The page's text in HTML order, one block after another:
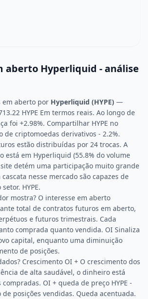
aberto Hyperliquid - análise
em aberto por Hyperliquid (HYPE) —
HYPE Em termos reais. Ao longo de
foi +2.98%. Compartilhar HYPE no
de criptomoedas derivativos - 2.2%.
estão distribuídas por 24 trocas. A
está em Hyperliquid (55.8% do volume
detém uma participação muito grande
nesse mercado são capazes de
HYPE.
mostra? O interesse em aberto
total de contratos futuros em aberto,
e futuros trimestrais. Cada
comprada quanto vendida. OI Sinaliza
capital, enquanto uma diminuição
de posições.
Crescimento OI + O crescimento dos
de alta saudável, o dinheiro está
OI + queda de preço HYPE -
posições vendidas. Queda acentuada.